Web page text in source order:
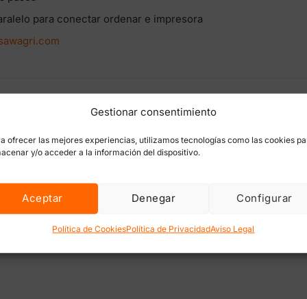
Gestionar consentimiento
ofrecer las mejores experiencias, utilizamos tecnologías como las cookies
y/o acceder a la información del dispositivo.
Aceptar Denegar Configurar
Política de CookiesPolítica de PrivacidadAviso Legal
para conectar ordenar e impresora
contadora de semillas”